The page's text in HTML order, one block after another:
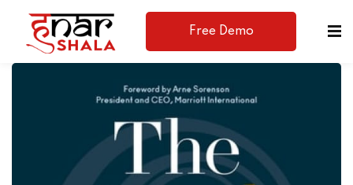
Free Demo